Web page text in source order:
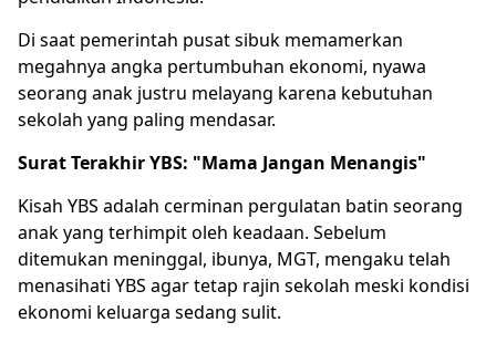
Di saat pemerintah pusat sibuk memamerkan
megahnya angka pertumbuhan ekonomi, nyawa
seorang anak justru melayang karena kebutuhan
sekolah yang paling mendasar.
Surat Terakhir YBS: "Mama Jangan Menangis"
Kisah YBS adalah cerminan pergulatan batin seorang
anak yang terhimpit oleh keadaan. Sebelum
ditemukan meninggal, ibunya, MGT, mengaku telah
menasihati YBS agar tetap rajin sekolah meski kondisi
ekonomi keluarga sedang sulit.